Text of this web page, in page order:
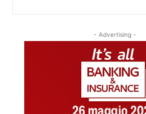
- Advertising -